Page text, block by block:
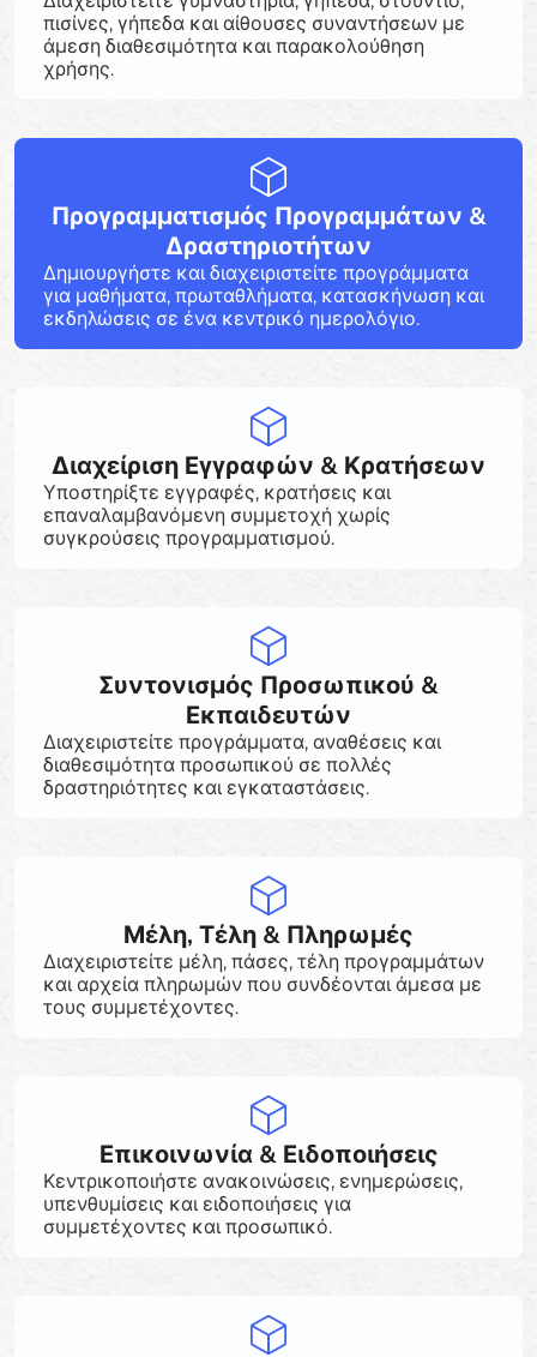
πισίνες, γήπεδα και αίθουσες συναντήσεων με
άμεση διαθεσιμότητα και παρακολούθηση
χρήσης.
Προγραμματισμός Προγραμμάτων &
Δραστηριοτήτων
Δημιουργήστε και διαχειριστείτε προγράμματα
για μαθήματα, πρωταθλήματα, κατασκήνωση και
εκδηλώσεις σε ένα κεντρικό ημερολόγιο.
Διαχείριση Εγγραφών & Κρατήσεων
Υποστηρίξτε εγγραφές, κρατήσεις και
επαναλαμβανόμενη συμμετοχή χωρίς
συγκρούσεις προγραμματισμού.
Συντονισμός Προσωπικού &
Εκπαιδευτών
Διαχειριστείτε προγράμματα, αναθέσεις και
διαθεσιμότητα προσωπικού σε πολλές
δραστηριότητες και εγκαταστάσεις.
Μέλη, Τέλη & Πληρωμές
Διαχειριστείτε μέλη, πάσες, τέλη προγραμμάτων
και αρχεία πληρωμών που συνδέονται άμεσα με
τους συμμετέχοντες.
Επικοινωνία & Ειδοποιήσεις
Κεντρικοποιήστε ανακοινώσεις, ενημερώσεις,
υπενθυμίσεις και ειδοποιήσεις για
συμμετέχοντες και προσωπικό.